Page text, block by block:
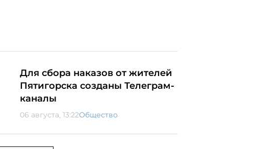
Для сбора наказов от жителей
Пятигорска созданы Телеграм-
каналы
06 августа, 13:22Общество